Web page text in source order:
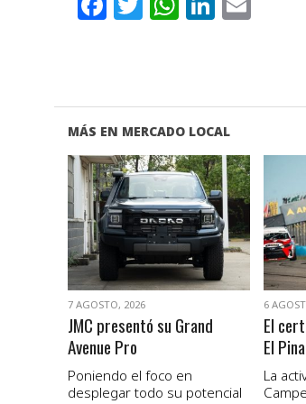
MÁS EN MERCADO LOCAL
VER NOTA
7 AGOSTO, 2026
JMC presentó su Grand
Avenue Pro
Poniendo el foco en
desplegar todo su potencial
6
El
El
La